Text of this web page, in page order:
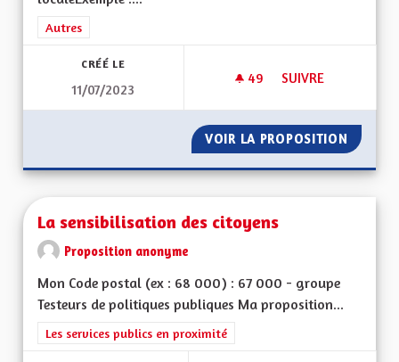
Filtrer les résultats de la catégorie : Autres
Autres
CRÉÉ LE
11/07/2023
49 49 ABONNÉS
SUIVRE
VOIR LA PROPOSITION
La sensibilisation des citoyens
Proposition anonyme
Mon Code postal (ex : 68 000) : 67 000 - groupe
Testeurs de politiques publiques Ma proposition...
Filtrer les résultats de la catégorie : Les services publics en
Les services publics en proximité